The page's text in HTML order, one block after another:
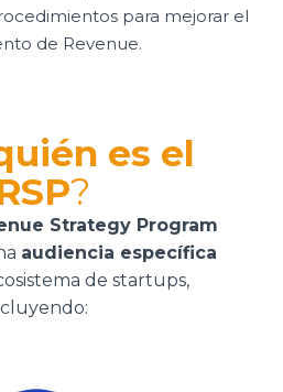
para mejorar el
de Revenue.
es el
?
Strategy Program
audiencia específica
de startups,